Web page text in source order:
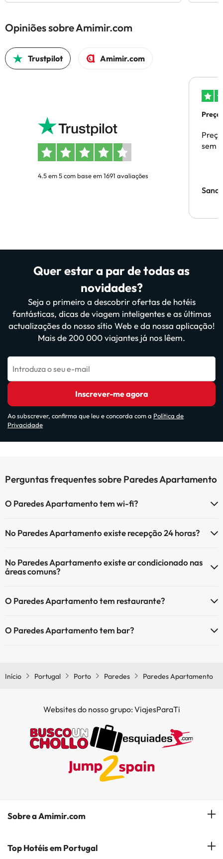
Opiniões sobre Amimir.com
Trustpilot Amimir.com
4.5 em 5 com base em 1691 avaliações
sem
Quer estar a par de todas as
novidades?
Seja o primeiro a descobrir ofertas de hotéis
fantásticas, dicas de viagem inteligentes e as últimas
actualizações do nosso sítio Web e da nossa aplicação!
Mais de 200 000 viajantes já nos lêem.
Introduza o seu e-mail
Inscrever-me agora
Ao subscrever, confirma que leu e concorda com a Política de
Privacidade
Perguntas frequentes sobre Paredes Apartamento
O Paredes Apartamento tem wi-fi?
O Paredes Apartamento tem Wi-Fi.
No Paredes Apartamento existe recepção 24 horas?
No Paredes Apartamento existe ar condicionado nas
áreas comuns?
comuns.
O Paredes Apartamento tem restaurante?
O Paredes Apartamento tem bar?
Início Portugal Porto Paredes Paredes Apartamento
Websites do nosso grupo: ViajesParaTi
Sobre a Amimir.com
Quem somos?
Top Hotéis em Portugal